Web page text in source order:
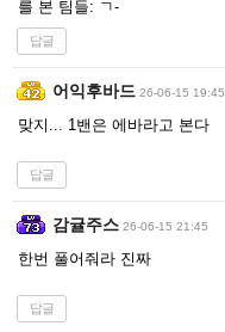
를 본 팀들: ㄱ-
답글
어익후바드 26-06-15 19:45
맞지... 1밴은 에바라고 본다
답글
감귤주스 26-06-15 21:45
한번 풀어줘라 진짜
답글